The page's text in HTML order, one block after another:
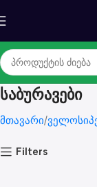
საბურავები
მთავარი
Filters